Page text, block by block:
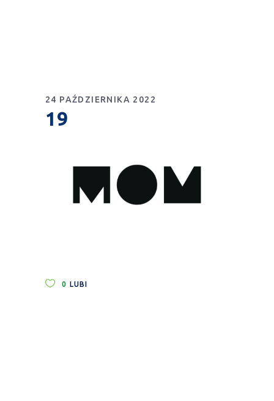
24 PAŹDZIERNIKA 2022
19
0 LUBI